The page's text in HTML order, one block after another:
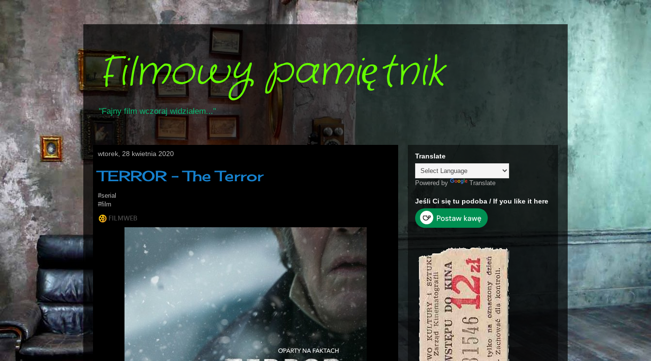
Filmowy pamiętnik
"Fajny film wczoraj widziałem..."
wtorek, 28 kwietnia 2020
TERROR - The Terror
#serial
#film
Translate
Powered by Translate
Jeśli Ci się tu podoba / If you like it here